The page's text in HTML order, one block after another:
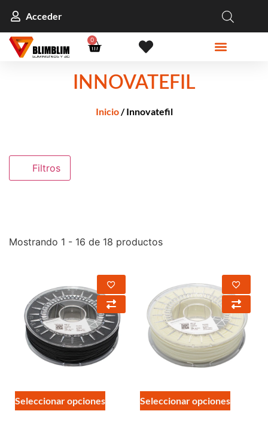
Acceder
0
INNOVATEFIL
Inicio/ Innovatefil
Filtros
Mostrando 1 - 16 de 18 productos
Seleccionar opciones Seleccionar opciones